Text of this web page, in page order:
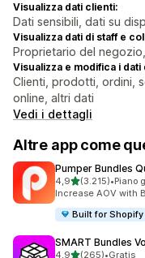
Visualizza dati clienti:
Dati sensibili, dati su
Visualizza dati di staff e
Proprietario del
Visualizza e modifica i
Clienti, prodotti, ordini,
online, altri dati
Vedi i dettagli
Altre app come
Pumper Bundles
4,9stelle su 5
(3.215)
3215 recensioni
•Piano
Increase AOV with
Built for Shopify
SMART Bundles
4,9stelle su 5
(265)•Gratis